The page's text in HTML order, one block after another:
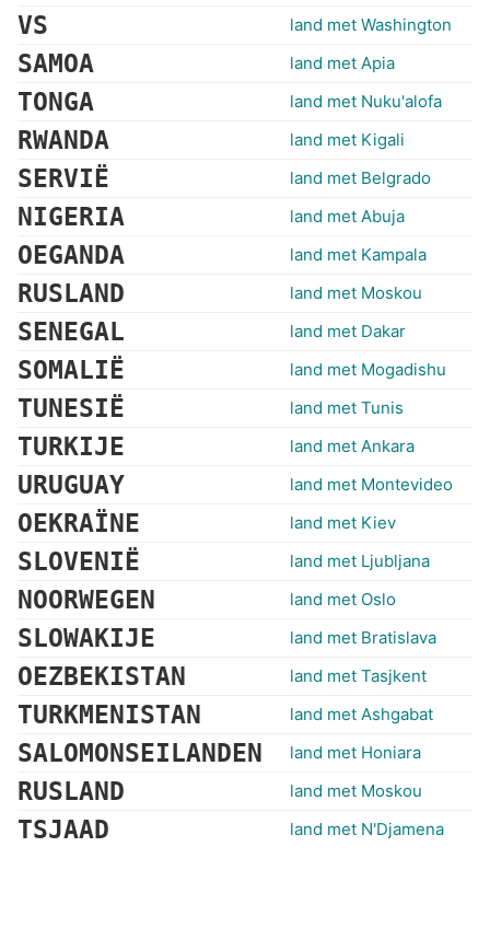
VS land met Washington
SAMOA land met Apia
TONGA land met Nuku'alofa
RWANDA land met Kigali
SERVIË land met Belgrado
NIGERIA land met Abuja
OEGANDA land met Kampala
RUSLAND land met Moskou
SENEGAL land met Dakar
SOMALIË land met Mogadishu
TUNESIË land met Tunis
TURKIJE land met Ankara
URUGUAY land met Montevideo
OEKRAÏNE land met Kiev
SLOVENIË land met Ljubljana
NOORWEGEN land met Oslo
SLOWAKIJE land met Bratislava
OEZBEKISTAN land met Tasjkent
TURKMENISTAN land met Ashgabat
SALOMONSEILANDEN land met Honiara
RUSLAND land met Moskou
TSJAAD land met N'Djamena